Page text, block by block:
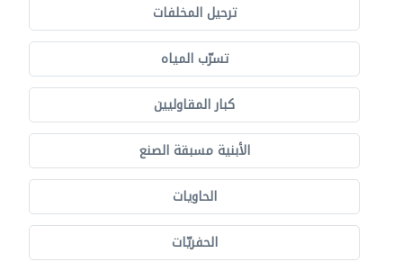
ترحيل المخلفات
تسرّب المياه
كبار المقاوليين
الأبنية مسبقة الصنع
الحاويات
الحفريّات